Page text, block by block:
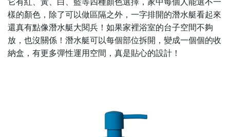
樣的顏色，除了可以做區隔之外，一字排開的潛水艇看起來
還真有點像潛水艇大閱兵！如果家裡浴室的台子空間不夠
放，也沒關係！潛水艇可以每個部位拆開，變成一個個的收
納盒，有更多彈性運用空間，真是貼心的設計！